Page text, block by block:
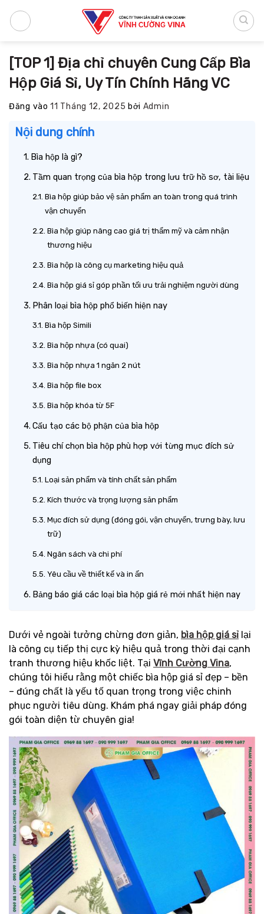
qua
[TOP 1] Địa chỉ chuyên Cung Cấp Bìa
Hộp Giá Sỉ, Uy Tín Chính Hãng VC
Đăng vào11 Tháng 12, 2025 bởi Admin
Nội dung chính
Bìa hộp là gì?
Tầm quan trọng của bìa hộp trong lưu trữ hồ sơ, tài liệu
Bìa hộp giúp bảo vệ sản phẩm an toàn trong quá trình
vận chuyển
Bìa hộp giúp nâng cao giá trị thẩm mỹ và cảm nhận
thương hiệu
Bìa hộp là công cụ marketing hiệu quả
Bìa hộp giá sỉ góp phần tối ưu trải nghiệm người dùng
Phân loại bìa hộp phổ biến hiện nay
Bìa hộp Simili
Bìa hộp nhựa (có quai)
Bìa hộp nhựa 1 ngăn 2 nút
Bìa hộp file box
Bìa hộp khóa từ 5F
Cấu tạo các bộ phận của bìa hộp
Tiêu chí chọn bìa hộp phù hợp với từng mục đích sử
dụng
Loại sản phẩm và tính chất sản phẩm
Kích thước và trọng lượng sản phẩm
Mục đích sử dụng (đóng gói, vận chuyển, trưng bày, lưu
trữ)
Ngân sách và chi phí
Yêu cầu về thiết kế và in ấn
Bảng báo giá các loại bìa hộp giá rẻ mới nhất hiện nay
Dưới vẻ ngoài tưởng chừng đơn giản, bìa hộp giá sỉ lại
là công cụ tiếp thị cực kỳ hiệu quả trong thời đại cạnh
tranh thương hiệu khốc liệt. Tại Vĩnh Cường Vina,
chúng tôi hiểu rằng một chiếc bìa hộp giá sỉ đẹp – bền
– đúng chất là yếu tố quan trọng trong việc chinh
phục người tiêu dùng. Khám phá ngay giải pháp đóng
gói toàn diện từ chuyên gia!